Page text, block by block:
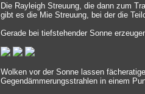
Die Rayleigh Streuung, die dann zum
gibt es die Mie Streuung, bei der die
Gerade bei tiefstehender Sonne
Wolken vor der Sonne lassen
Gegendämmerungsstrahlen in einem